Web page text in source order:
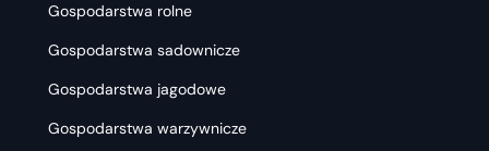
Gospodarstwa rolne
Gospodarstwa sadownicze
Gospodarstwa jagodowe
Gospodarstwa warzywnicze